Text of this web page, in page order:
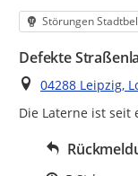
Kategorie
Störungen
Defekte
Ort
04288 Leipzig,
Die Laterne ist seit